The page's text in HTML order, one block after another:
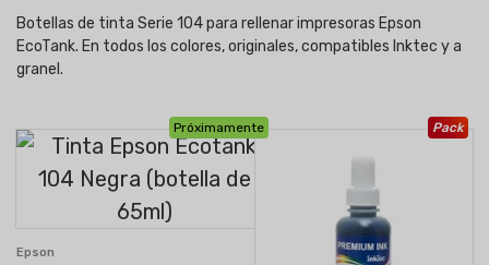
Botellas de tinta Serie 104 para rellenar impresoras Epson
EcoTank. En todos los colores, originales, compatibles Inktec y a
granel.
Próximamente
Epson
Pack